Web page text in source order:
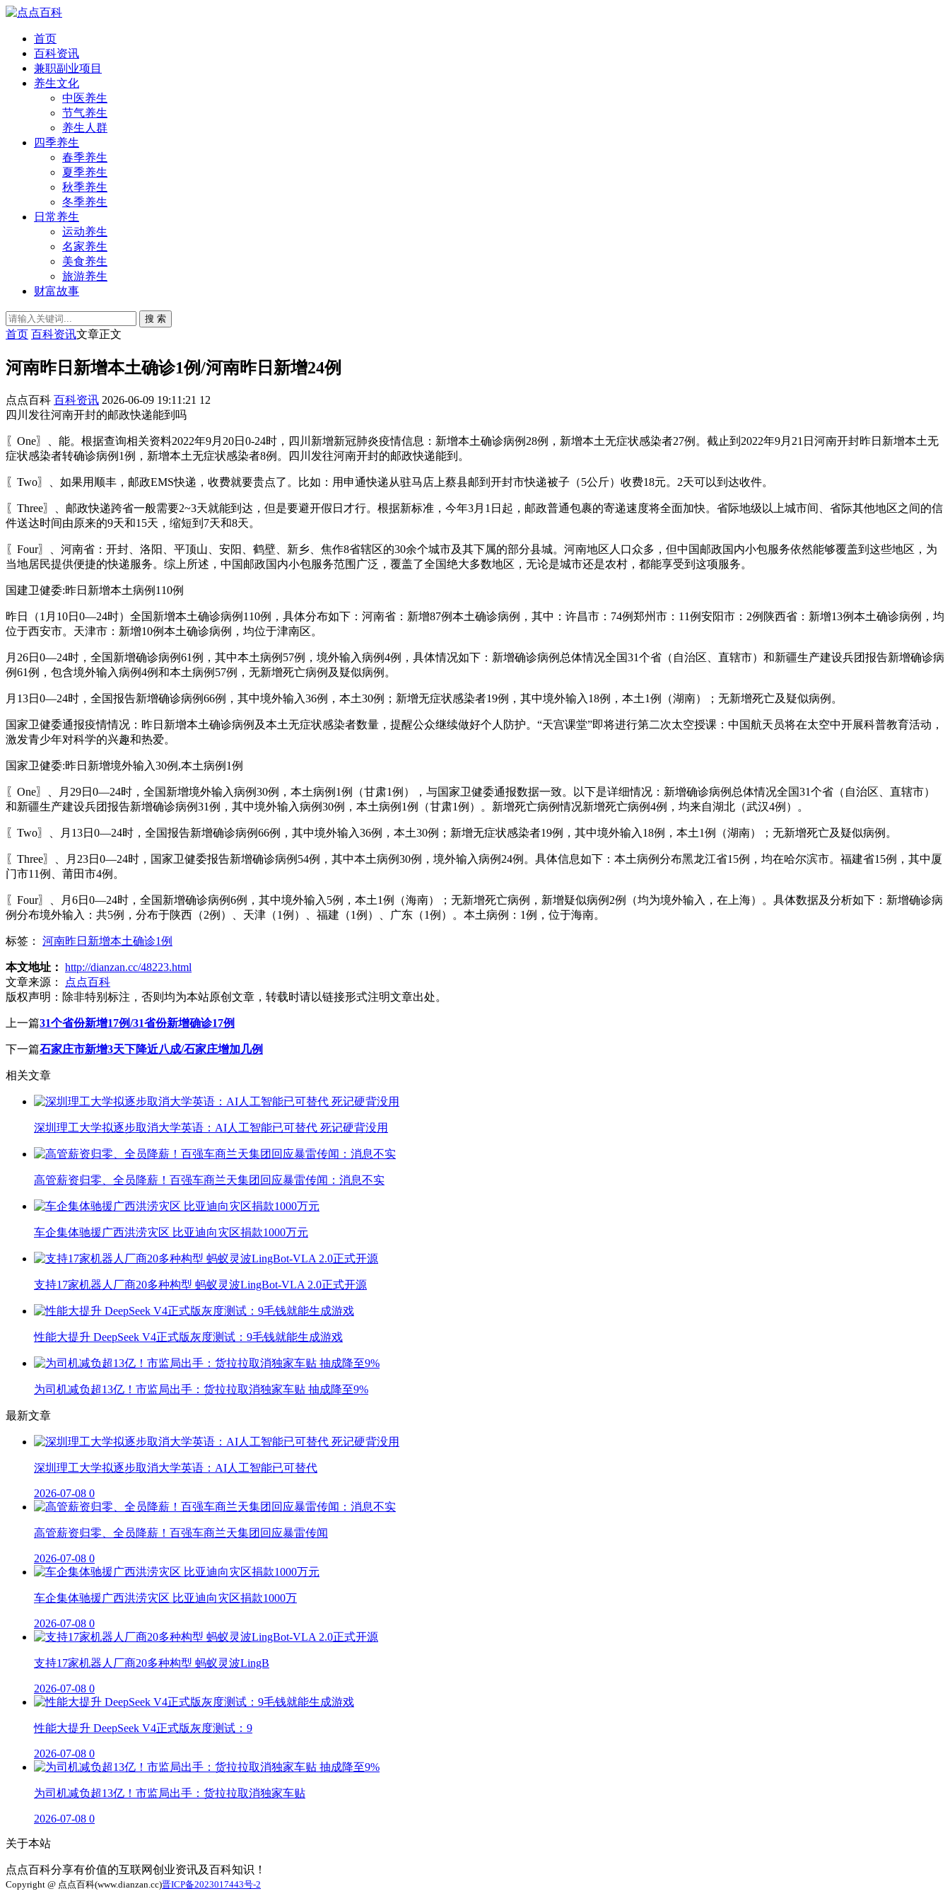
首页
百科资讯
兼职副业项目
养生文化
中医养生
节气养生
养生人群
四季养生
春季养生
夏季养生
秋季养生
冬季养生
日常养生
运动养生
名家养生
美食养生
旅游养生
财富故事
搜 索
首页 百科资讯文章正文
河南昨日新增本土确诊1例/河南昨日新增24例
点点百科 百科资讯 2026-06-09 19:11:21 12
四川发往河南开封的邮政快递能到吗
〖One〗、能。根据查询相关资料2022年9月20日0-24时，四川新增新冠肺炎疫情信息：新增本土确诊病例28例，新增本土无症状感染者27例。截止到2022年9月21日河南开封昨日新增本土无
症状感染者转确诊病例1例，新增本土无症状感染者8例。四川发往河南开封的邮政快递能到。
〖Two〗、如果用顺丰，邮政EMS快递，收费就要贵点了。比如：用申通快递从驻马店上蔡县邮到开封市快递被子（5公斤）收费18元。2天可以到达收件。
〖Three〗、邮政快递跨省一般需要2~3天就能到达，但是要避开假日才行。根据新标准，今年3月1日起，邮政普通包裹的寄递速度将全面加快。省际地级以上城市间、省际其他地区之间的信
件送达时间由原来的9天和15天，缩短到7天和8天。
〖Four〗、河南省：开封、洛阳、平顶山、安阳、鹤壁、新乡、焦作8省辖区的30余个城市及其下属的部分县城。河南地区人口众多，但中国邮政国内小包服务依然能够覆盖到这些地区，为
当地居民提供便捷的快递服务。综上所述，中国邮政国内小包服务范围广泛，覆盖了全国绝大多数地区，无论是城市还是农村，都能享受到这项服务。
国建卫健委:昨日新增本土病例110例
昨日（1月10日0—24时）全国新增本土确诊病例110例，具体分布如下：河南省：新增87例本土确诊病例，其中：许昌市：74例郑州市：11例安阳市：2例陕西省：新增13例本土确诊病例，均
位于西安市。天津市：新增10例本土确诊病例，均位于津南区。
月26日0—24时，全国新增确诊病例61例，其中本土病例57例，境外输入病例4例，具体情况如下：新增确诊病例总体情况全国31个省（自治区、直辖市）和新疆生产建设兵团报告新增确诊病
例61例，包含境外输入病例4例和本土病例57例，无新增死亡病例及疑似病例。
月13日0—24时，全国报告新增确诊病例66例，其中境外输入36例，本土30例；新增无症状感染者19例，其中境外输入18例，本土1例（湖南）；无新增死亡及疑似病例。
国家卫健委通报疫情情况：昨日新增本土确诊病例及本土无症状感染者数量，提醒公众继续做好个人防护。“天宫课堂”即将进行第二次太空授课：中国航天员将在太空中开展科普教育活动，
激发青少年对科学的兴趣和热爱。
国家卫健委:昨日新增境外输入30例,本土病例1例
〖One〗、月29日0—24时，全国新增境外输入病例30例，本土病例1例（甘肃1例），与国家卫健委通报数据一致。以下是详细情况：新增确诊病例总体情况全国31个省（自治区、直辖市）
和新疆生产建设兵团报告新增确诊病例31例，其中境外输入病例30例，本土病例1例（甘肃1例）。新增死亡病例情况新增死亡病例4例，均来自湖北（武汉4例）。
〖Two〗、月13日0—24时，全国报告新增确诊病例66例，其中境外输入36例，本土30例；新增无症状感染者19例，其中境外输入18例，本土1例（湖南）；无新增死亡及疑似病例。
〖Three〗、月23日0—24时，国家卫健委报告新增确诊病例54例，其中本土病例30例，境外输入病例24例。具体信息如下：本土病例分布黑龙江省15例，均在哈尔滨市。福建省15例，其中厦
门市11例、莆田市4例。
〖Four〗、月6日0—24时，全国新增确诊病例6例，其中境外输入5例，本土1例（海南）；无新增死亡病例，新增疑似病例2例（均为境外输入，在上海）。具体数据及分析如下：新增确诊病
例分布境外输入：共5例，分布于陕西（2例）、天津（1例）、福建（1例）、广东（1例）。本土病例：1例，位于海南。
标签： 河南昨日新增本土确诊1例
本文地址： http://dianzan.cc/48223.html
文章来源：
点点百科
版权声明： 除非特别标注，否则均为本站原创文章，转载时请以链接形式注明文章出处。
上一篇31个省份新增17例/31省份新增确诊17例
下一篇石家庄市新增3天下降近八成/石家庄增加几例
相关文章
深圳理工大学拟逐步取消大学英语：AI人工智能已可替代 死记硬背没用
高管薪资归零、全员降薪！百强车商兰天集团回应暴雷传闻：消息不实
车企集体驰援广西洪涝灾区 比亚迪向灾区捐款1000万元
支持17家机器人厂商20多种构型 蚂蚁灵波LingBot-VLA 2.0正式开源
性能大提升 DeepSeek V4正式版灰度测试：9毛钱就能生成游戏
为司机减负超13亿！市监局出手：货拉拉取消独家车贴 抽成降至9%
最新文章
深圳理工大学拟逐步取消大学英语：AI人工智能已可替代
2026-07-08 0
高管薪资归零、全员降薪！百强车商兰天集团回应暴雷传闻
2026-07-08 0
车企集体驰援广西洪涝灾区 比亚迪向灾区捐款1000万
2026-07-08 0
支持17家机器人厂商20多种构型 蚂蚁灵波LingB
2026-07-08 0
性能大提升 DeepSeek V4正式版灰度测试：9
2026-07-08 0
为司机减负超13亿！市监局出手：货拉拉取消独家车贴
2026-07-08 0
关于本站
点点百科分享有价值的互联网创业资讯及百科知识！
Copyright @ 点点百科(www.dianzan.cc)晋ICP备2023017443号-2